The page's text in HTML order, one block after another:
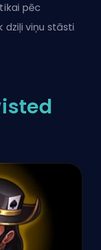
pēc
viņu stāsti